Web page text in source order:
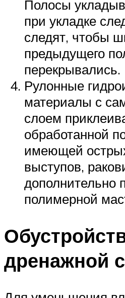
Полосы
при укладке
следят, чтобы
предыдущего
перекрывались.
Рулонные
материалы с
слоем
обработанной
имеющей
выступов,
дополнительно
полимерной
дренажной